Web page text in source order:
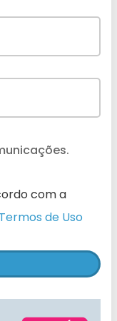
com a
Termos de Uso